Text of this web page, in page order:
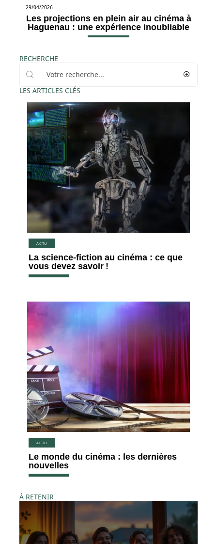
29/04/2026
Les projections en plein air au cinéma à
Haguenau : une expérience inoubliable
RECHERCHE
LES ARTICLES CLÉS
ACTU
La science-fiction au cinéma : ce que
vous devez savoir !
ACTU
Le monde du cinéma : les dernières
nouvelles
À RETENIR